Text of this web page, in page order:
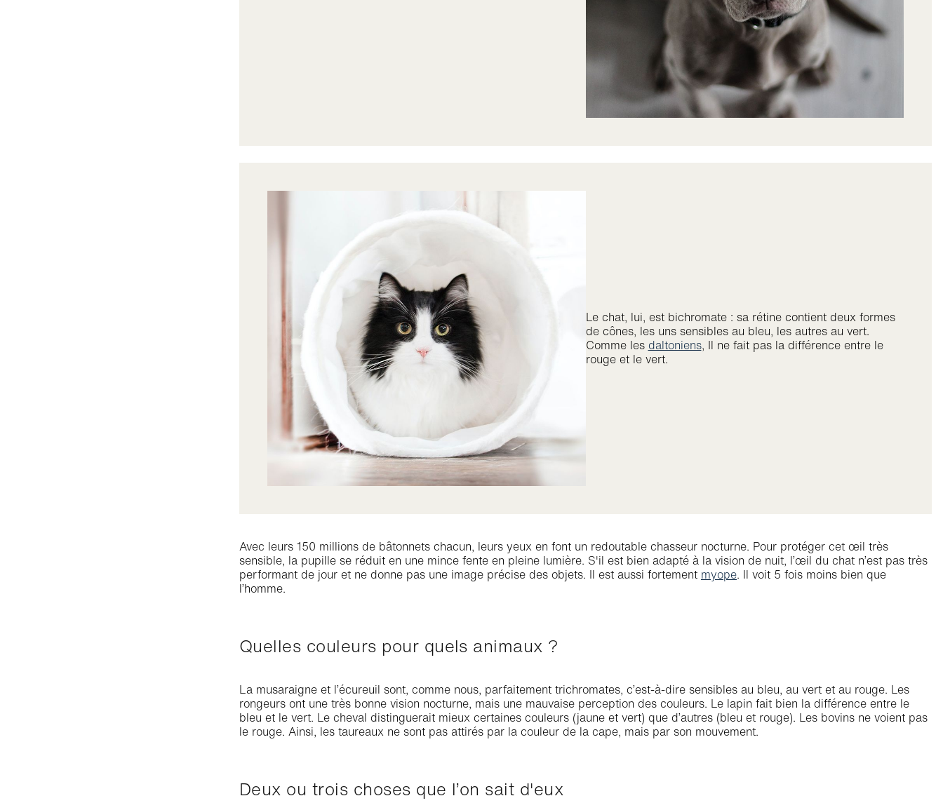
Le chat, lui, est bichromate : sa rétine contient deux formes
de cônes, les uns sensibles au bleu, les autres au vert.
Comme les daltoniens, Il ne fait pas la différence entre le
rouge et le vert.
Avec leurs 150 millions de bâtonnets chacun, leurs yeux en font un redoutable chasseur nocturne. Pour protéger cet œil très
sensible, la pupille se réduit en une mince fente en pleine lumière. S'il est bien adapté à la vision de nuit, l’œil du chat n’est pas très
performant de jour et ne donne pas une image précise des objets. Il est aussi fortement myope. Il voit 5 fois moins bien que
l’homme.
Quelles couleurs pour quels animaux ?
La musaraigne et l’écureuil sont, comme nous, parfaitement trichromates, c’est-à-dire sensibles au bleu, au vert et au rouge. Les
rongeurs ont une très bonne vision nocturne, mais une mauvaise perception des couleurs. Le lapin fait bien la différence entre le
bleu et le vert. Le cheval distinguerait mieux certaines couleurs (jaune et vert) que d’autres (bleu et rouge). Les bovins ne voient pas
le rouge. Ainsi, les taureaux ne sont pas attirés par la couleur de la cape, mais par son mouvement.
Deux ou trois choses que l’on sait d'eux